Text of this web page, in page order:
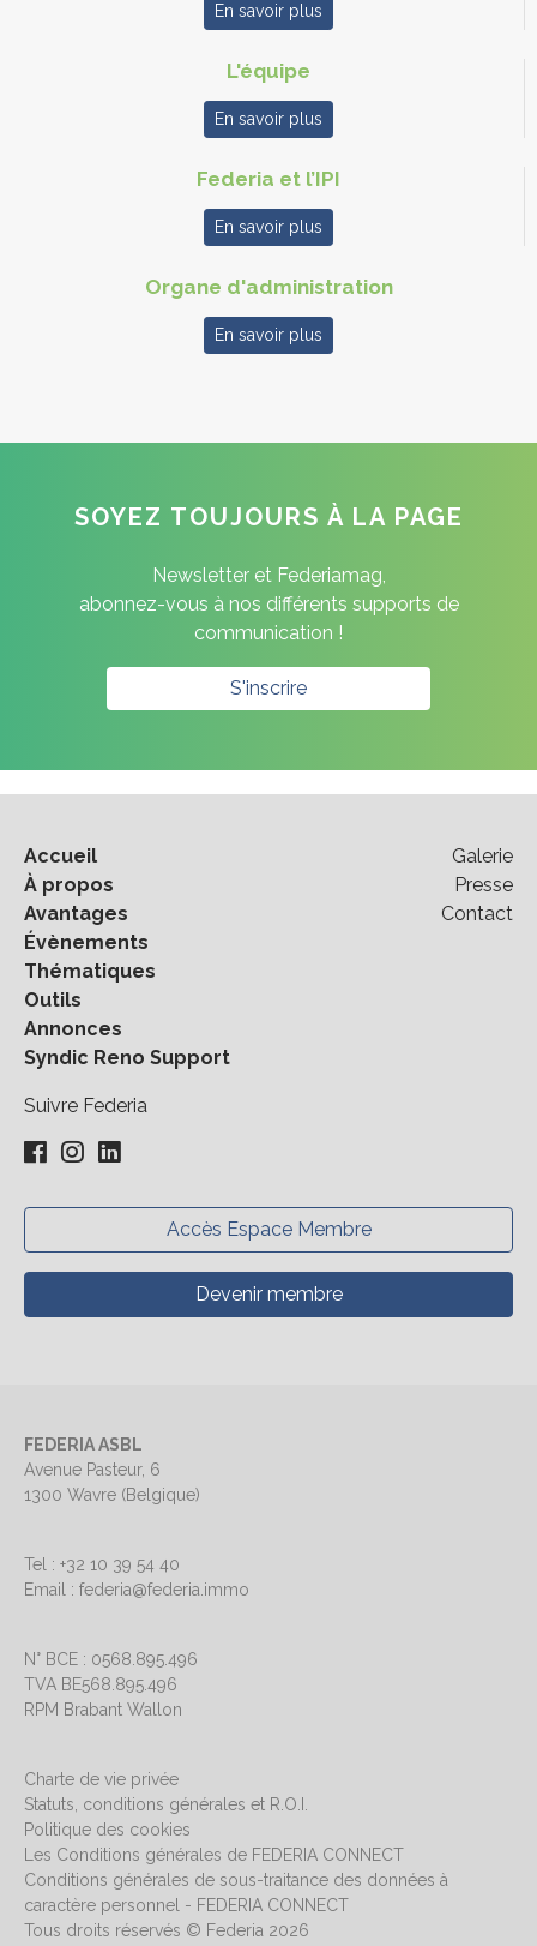
En savoir plus
L'équipe
En savoir plus
Federia et l’IPI
En savoir plus
Organe d'administration
En savoir plus
SOYEZ TOUJOURS À LA PAGE
Newsletter et Federiamag,
abonnez-vous à nos différents supports de
communication !
S'inscrire
Accueil
À propos
Avantages
Évènements
Thématiques
Outils
Annonces
Syndic Reno Support
Galerie
Presse
Contact
Suivre Federia
Accès Espace Membre
Devenir membre
FEDERIA ASBL
Avenue Pasteur, 6
1300 Wavre (Belgique)
Tel : +32 10 39 54 40
Email : federia@federia.immo
N° BCE : 0568.895.496
TVA BE568.895.496
RPM Brabant Wallon
Charte de vie privée
Statuts, conditions générales et R.O.I.
Politique des cookies
Les Conditions générales de FEDERIA CONNECT
Conditions générales de sous-traitance des données à
caractère personnel - FEDERIA CONNECT
Tous droits réservés © Federia 2026